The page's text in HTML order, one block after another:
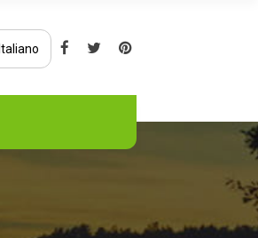
Italiano